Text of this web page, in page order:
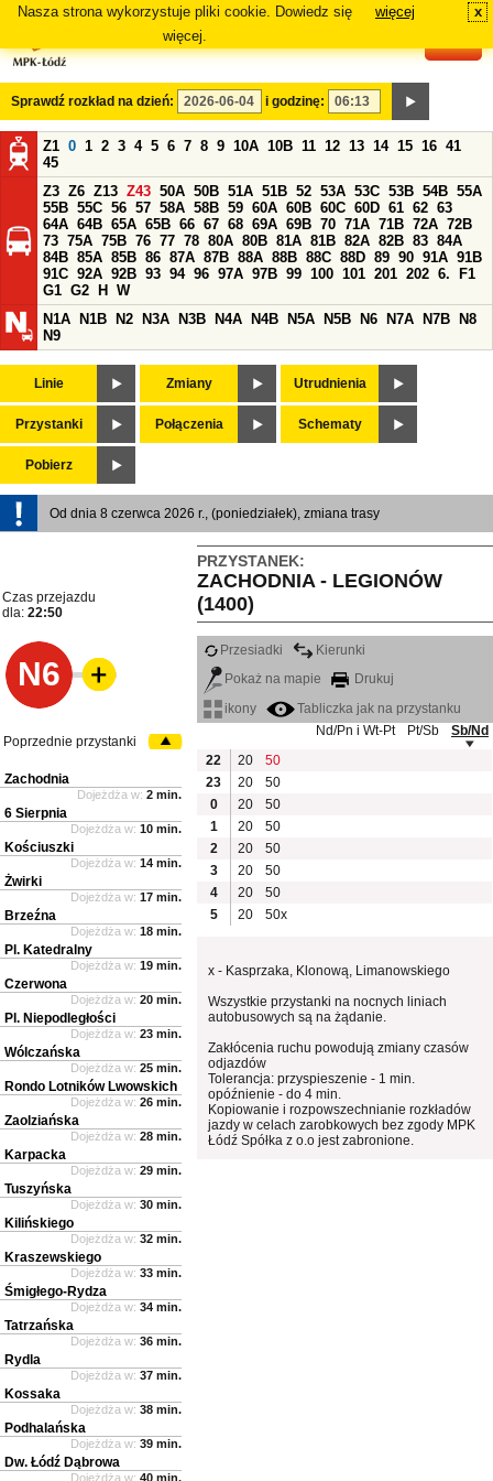
Nasza strona wykorzystuje pliki cookie. Dowiedz się
więcej.
więcej x
Sprawdź rozkład na dzień: i godzinę:
Z1 0 1 2 3 4 5 6 7 8 9 10A 10B 11 12 13 14 15 16 41
45
Z3 Z6 Z13 Z43 50A 50B 51A 51B 52 53A 53C 53B 54B 55A
55B 55C 56 57 58A 58B 59 60A 60B 60C 60D 61 62 63
64A 64B 65A 65B 66 67 68 69A 69B 70 71A 71B 72A 72B
73 75A 75B 76 77 78 80A 80B 81A 81B 82A 82B 83 84A
84B 85A 85B 86 87A 87B 88A 88B 88C 88D 89 90 91A 91B
91C 92A 92B 93 94 96 97A 97B 99 100 101 201 202 6.
F1
G1 G2 H
W
N1A
N1B N2 N3A N3B N4A N4B N5A N5B N6 N7A N7B
N8
N9
Linie Zmiany Utrudnienia
Przystanki Połączenia Schematy
Pobierz
Od dnia 8 czerwca 2026 r., (poniedziałek), zmiana trasy
PRZYSTANEK:
ZACHODNIA - LEGIONÓW
(1400)
Czas przejazdu
dla: 22:50
N6
Przesiadki
Kierunki
Pokaż na mapie
Drukuj
ikony
Tabliczka jak na przystanku
Nd/Pn i Wt-Pt
Pt/Sb
Sb/Nd
22
20
50
23
20
50
0
20
50
1
20
50
2
20
50
3
20
50
4
20
50
5
20 50x
x - Kasprzaka, Klonową, Limanowskiego
Wszystkie przystanki na nocnych liniach
autobusowych są na żądanie.
Zakłócenia ruchu powodują zmiany czasów
odjazdów
Tolerancja: przyspieszenie - 1 min.
opóźnienie - do 4 min.
Kopiowanie i rozpowszechnianie rozkładów
jazdy w celach zarobkowych bez zgody MPK
Łódź Spółka z o.o jest zabronione.
Poprzednie przystanki
Zachodnia
Dojeżdża w: 2 min.
6 Sierpnia
Dojeżdża w: 10 min.
Kościuszki
Dojeżdża w: 14 min.
Żwirki
Dojeżdża w: 17 min.
Brzeźna
Dojeżdża w: 18 min.
Pl. Katedralny
Dojeżdża w: 19 min.
Czerwona
Dojeżdża w: 20 min.
Pl. Niepodległości
Dojeżdża w: 23 min.
Wólczańska
Dojeżdża w: 25 min.
Rondo Lotników Lwowskich
Dojeżdża w: 26 min.
Zaolziańska
Dojeżdża w: 28 min.
Karpacka
Dojeżdża w: 29 min.
Tuszyńska
Dojeżdża w: 30 min.
Kilińskiego
Dojeżdża w: 32 min.
Kraszewskiego
Dojeżdża w: 33 min.
Śmigłego-Rydza
Dojeżdża w: 34 min.
Tatrzańska
Dojeżdża w: 36 min.
Rydla
Dojeżdża w: 37 min.
Kossaka
Dojeżdża w: 38 min.
Podhalańska
Dojeżdża w: 39 min.
Dw. Łódź Dąbrowa
Dojeżdża w: 40 min.